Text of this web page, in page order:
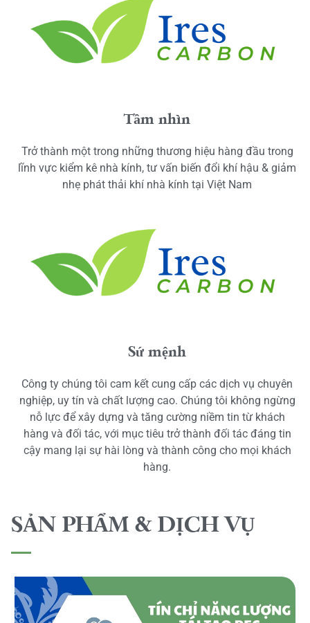
Tầm nhìn
Trở thành một trong những thương hiệu hàng đầu trong
lĩnh vực kiểm kê nhà kính, tư vấn biến đổi khí hậu & giảm
nhẹ phát thải khí nhà kính tại Việt Nam
Sứ mệnh
Công ty chúng tôi cam kết cung cấp các dịch vụ chuyên
nghiệp, uy tín và chất lượng cao. Chúng tôi không ngừng
nỗ lực để xây dựng và tăng cường niềm tin từ khách
hàng và đối tác, với mục tiêu trở thành đối tác đáng tin
cậy mang lại sự hài lòng và thành công cho mọi khách
hàng.
SẢN PHẨM & DỊCH VỤ